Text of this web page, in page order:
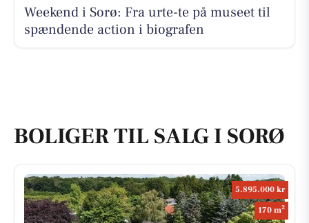
Weekend i Sorø: Fra urte-te på museet til
spændende action i biografen
BOLIGER TIL SALG I SORØ
5.895.000 kr
170 m2